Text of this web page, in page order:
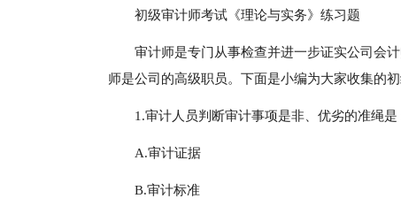
初级审计师考试《理论与实务》练习题
审计师是专门从事检查并进一步证实公司会
师是公司的高级职员。下面是小编为大家收集的
1.审计人员判断审计事项是非、优劣的准绳是
A.审计证据
B.审计标准